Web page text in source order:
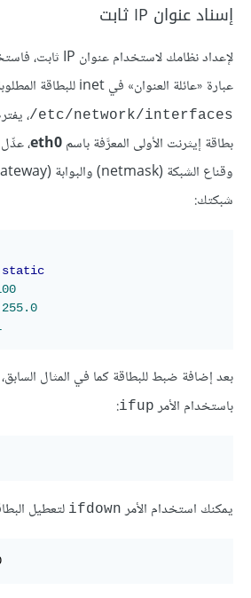
إسناد عنوان IP ثابت
عبارة «عائلة العنوان» في inet للبطاقة المطلوبة في ملف
‎/etc/network/interfaces،
بطاقة إيثرنت الأولى المعرَّفة باسمeth0
شبكتك:
static
255.0
بعد إضافة ضبط للبطاقة كما في المثال
باستخدام الأمر ifup
:
يمكنك استخدام الأمر ifdown لتعطيل